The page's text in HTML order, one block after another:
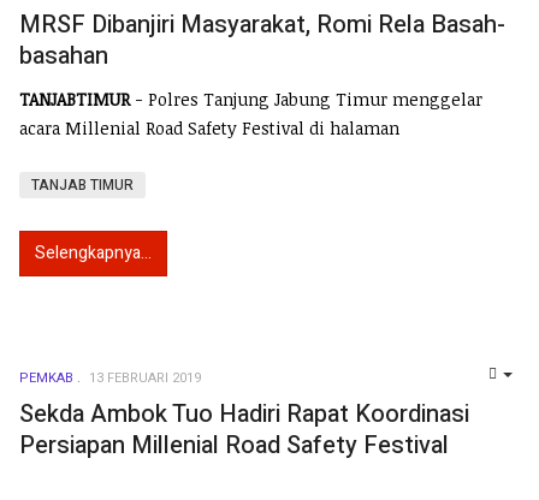
MRSF Dibanjiri Masyarakat, Romi Rela Basah-
basahan
TANJABTIMUR- Polres Tanjung Jabung Timur menggelar
acara Millenial Road Safety Festival di halaman
TANJAB TIMUR
Selengkapnya...
PEMKAB 13 FEBRUARI 2019
Sekda Ambok Tuo Hadiri Rapat Koordinasi
Persiapan Millenial Road Safety Festival